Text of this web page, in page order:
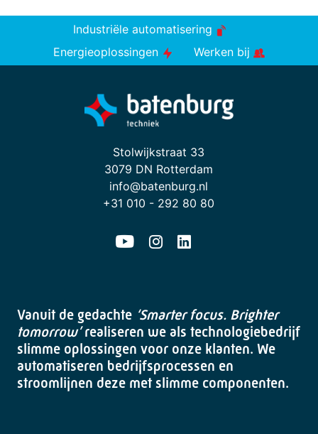
Industriële automatisering
Energieoplossingen
Werken bij
Stolwijkstraat 33
3079 DN Rotterdam
info@batenburg.nl
+31 010 - 292 80 80
Vanuit de gedachte ‘Smarter focus. Brighter
tomorrow’realiseren we als technologiebedrijf
slimme oplossingen voor onze klanten. We
automatiseren bedrijfsprocessen en
stroomlijnen deze met slimme componenten.